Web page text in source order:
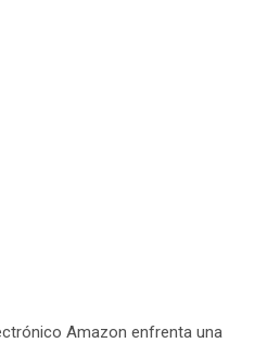
Amazon enfrenta una